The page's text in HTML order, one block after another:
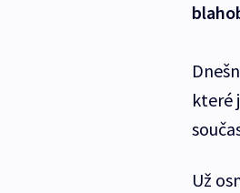
které
Už